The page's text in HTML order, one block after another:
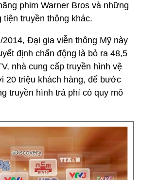
phim Warner Bros và những
truyền thông khác.
Đại gia viễn thông Mỹ này
định chấn động là bỏ ra 48,5
nhà cung cấp truyền hình vệ
20 triệu khách hàng, để bước
truyền hình trả phí có quy mô